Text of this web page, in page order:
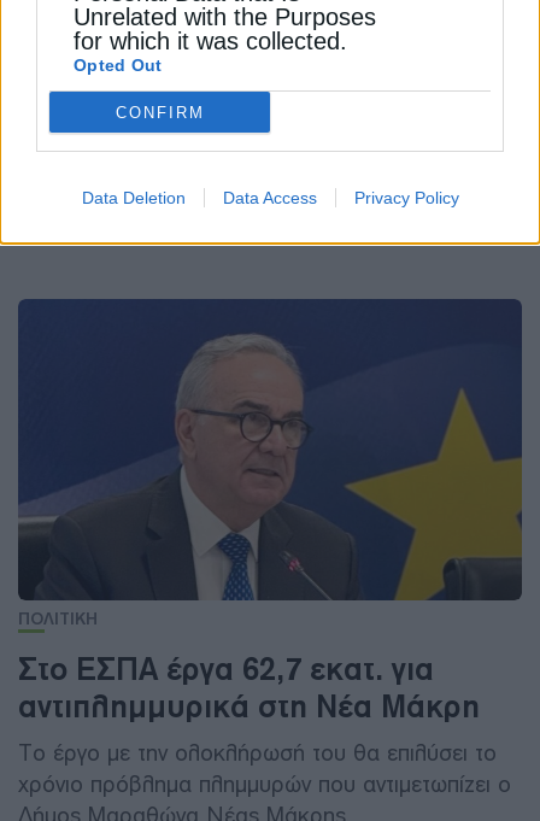
Unrelated with the Purposes
for which it was collected.
Opted Out
CONFIRM
Data Deletion Data Access Privacy Policy
δράσεις ενίσχυσης μικρομεσαίων
και μεγάλων επιχειρήσεων
Τα χρήματα του ΕΣΠΑ δεν μένουν στα χαρτιά.
Φτάνουν στις επιχειρήσεις, σε κάθε γωνιά της
χώρας, τονίζει ο Νίκος Παπαθανάσης
ΠΟΛΙΤΙΚΗ
Στο ΕΣΠΑ έργα 62,7 εκατ. για
αντιπλημμυρικά στη Νέα Μάκρη
Το έργο με την ολοκλήρωσή του θα επιλύσει το
χρόνιο πρόβλημα πλημμυρών που αντιμετωπίζει ο
Δήμος Μαραθώνα Νέας Μάκρης